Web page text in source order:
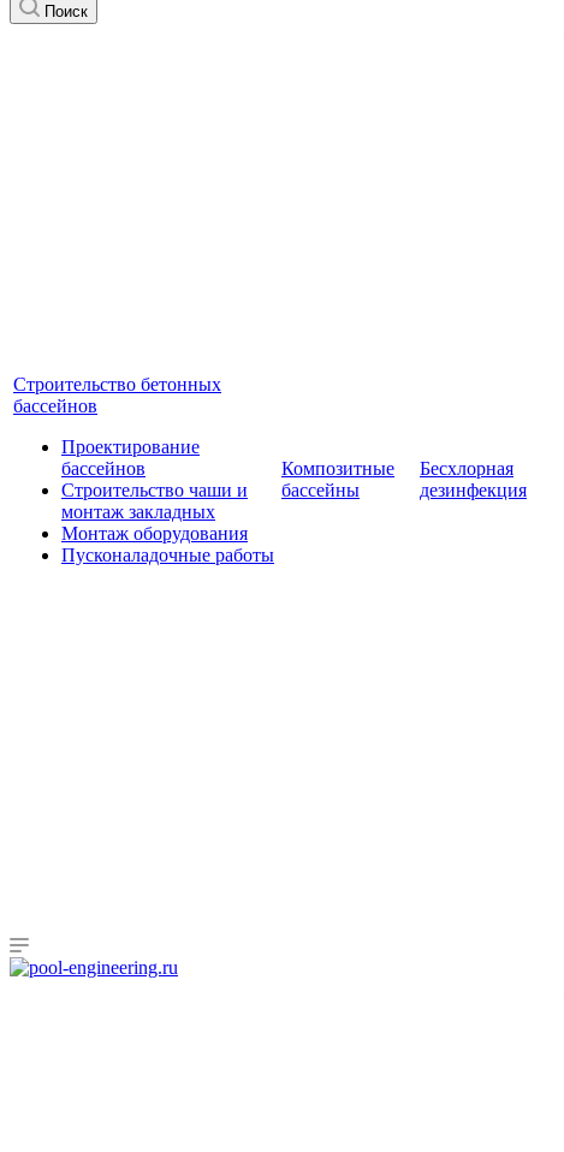
Поиск
Строительство бетонных
бассейнов
Проектирование
бассейнов
Строительство чаши и
монтаж закладных
Монтаж оборудования
Пусконаладочные работы
Композитные
бассейны
Бесхлорная
дезинфекция